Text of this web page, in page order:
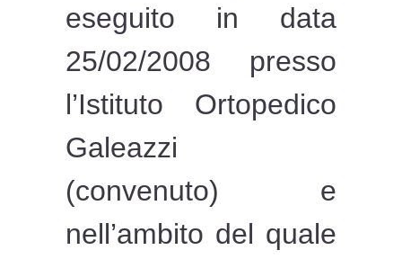
eseguito in data
25/02/2008 presso
l’Istituto Ortopedico
Galeazzi
(convenuto) e
nell’ambito del quale